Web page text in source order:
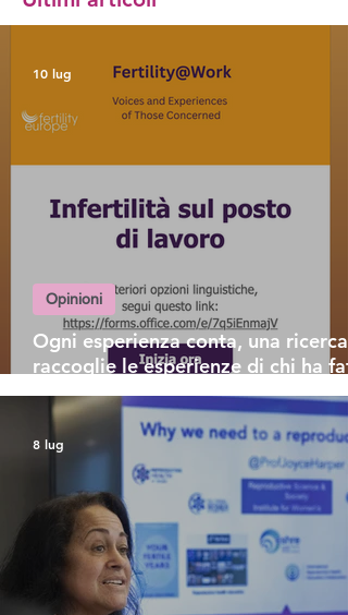
Ogni esperienza conta, una ricerca
raccoglie le esperienze di chi ha
percorsi di pma continuando a
lavorare
Opinioni
10 lug
8 lug